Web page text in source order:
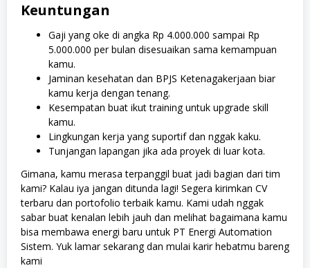
Keuntungan
Gaji yang oke di angka Rp 4.000.000 sampai Rp
5.000.000 per bulan disesuaikan sama kemampuan
kamu.
Jaminan kesehatan dan BPJS Ketenagakerjaan biar
kamu kerja dengan tenang.
Kesempatan buat ikut training untuk upgrade skill
kamu.
Lingkungan kerja yang suportif dan nggak kaku.
Tunjangan lapangan jika ada proyek di luar kota.
Gimana, kamu merasa terpanggil buat jadi bagian dari tim
kami? Kalau iya jangan ditunda lagi! Segera kirimkan CV
terbaru dan portofolio terbaik kamu. Kami udah nggak
sabar buat kenalan lebih jauh dan melihat bagaimana kamu
bisa membawa energi baru untuk PT Energi Automation
Sistem. Yuk lamar sekarang dan mulai karir hebatmu bareng
kami